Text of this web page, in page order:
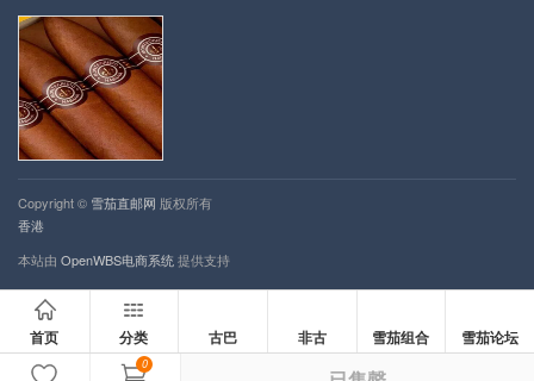
0
Copyright © 雪茄直邮网 版权所有
香港
本站由 OpenWBS电商系统 提供支持
首页 分类 古巴 非古 雪茄组合 雪茄论坛